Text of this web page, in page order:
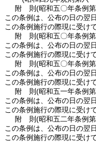
附 則(昭和五〇年条例
この条例は、公布の日の翌
この条例施行の際現に受け
附 則(昭和五〇年条例
この条例は、公布の日の翌
この条例施行の際現に受け
附 則(昭和五〇年条例
この条例は、公布の日の翌
この条例施行の際現に受け
附 則(昭和五一年条例
この条例は、公布の日の翌
この条例施行の際現に受け
附 則(昭和五二年条例
この条例は、公布の日の翌
この条例施行の際現に受け